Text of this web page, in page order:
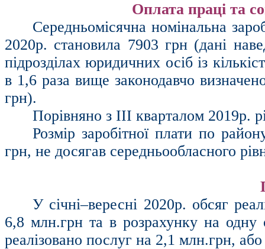
Оплата праці та
Середньомісячна номінальна
2020р. становила 7903 грн(дані
підрозділах юридичних осіб із
в 1,6 раза вище законодавчо
грн).
Порівняно з ІІІ кварталом 2019р.
Розмір заробітної плати по
грн, не досягав середньообласного
У січні–вересні 2020р. обсяг
6,8 млн.грн та в розрахунку на
реалізовано послуг на 2,1 млн.грн,